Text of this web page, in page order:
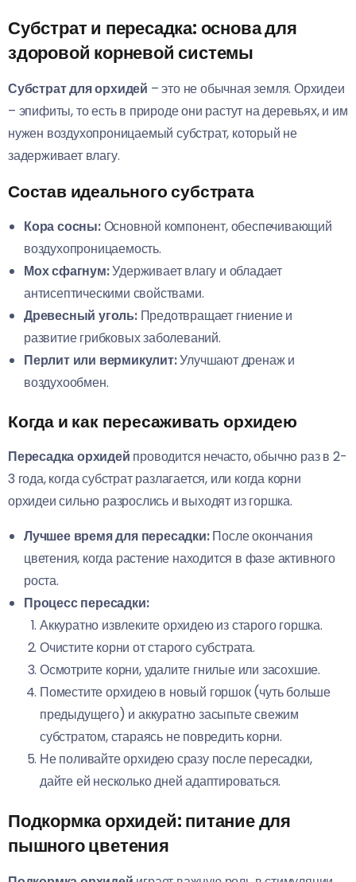
Субстрат и пересадка: основа для
здоровой корневой системы
Субстрат для орхидей – это не обычная земля. Орхидеи
– эпифиты, то есть в природе они растут на деревьях, и им
нужен воздухопроницаемый субстрат, который не
задерживает влагу.
Состав идеального субстрата
Кора сосны:Основной компонент, обеспечивающий
воздухопроницаемость.
Мох сфагнум:Удерживает влагу и обладает
антисептическими свойствами.
Древесный уголь:Предотвращает гниение и
развитие грибковых заболеваний.
Перлит или вермикулит:Улучшают дренаж и
воздухообмен.
Когда и как пересаживать орхидею
Пересадка орхидей проводится нечасто, обычно раз в 2-
3 года, когда субстрат разлагается, или когда корни
орхидеи сильно разрослись и выходят из горшка.
Лучшее время для пересадки:После окончания
цветения, когда растение находится в фазе активного
роста.
Процесс пересадки:
Аккуратно извлеките орхидею из старого горшка.
Очистите корни от старого субстрата.
Осмотрите корни, удалите гнилые или засохшие.
Поместите орхидею в новый горшок (чуть больше
предыдущего) и аккуратно засыпьте свежим
субстратом, стараясь не повредить корни.
Не поливайте орхидею сразу после пересадки,
дайте ей несколько дней адаптироваться.
Подкормка орхидей: питание для
пышного цветения